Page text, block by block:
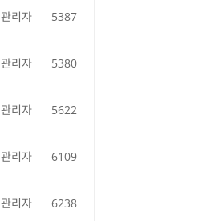
관리자 5387
관리자 5380
관리자 5622
관리자 6109
관리자 6238